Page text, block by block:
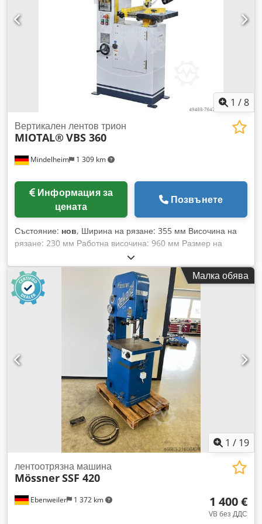
разпродажба. Посетете нашия онлайн магазин и
разгледайте и другите ни оферти. Dodpfx Akewcp Rkjkock
Посочените имена на фирми и търговски марки са
собственост на техните притежатели и са използвани само
за идентификация и описание на продуктите. Възможни са
отклонения от техническите данни, както и грешки в
описанието на артикула, за които запазваме правото за
1 /8
Mindelheim 1 309 km
Вертикален лентов трион
MIOTAL® VBS 360
Информация за
цената
Позвънете
Състояние: нов, Ширина на рязане: 355 мм Височина на
рязане: 230 мм Работна височина: 960 мм Размер на
масата: 500 x 400 мм Безстепенно регулируема скорост на
рязане: 20 - 90 м/мин Дължина на лентовото острие: 2840
мм Ширина на лентовото острие: 3 - 16 мм Маса,
накланяща се и регулираща се в 4 посоки: 15° Мощност на
двигателя: 0,75 kW Dodpoilpz Hofx Akkeck Тегло, ок.: 250 кг
Доставка включва: - Лентово острие - Безстепенно
регулируема скорост на рязане - Устройство за заваряване
на лентовото острие с обгазяваща единица - Машинно
осветление - Ножица - Станция за шлайфане - Четка за
стружки - Устройство за издухване - LED цифров дисплей
(за показване на скоростта на рязане) - Маса с жлеб за
ограничител - Паралелен ограничител - CE сертификат
Малка обява
1 / 19
Ebenweiler 1 372 km
лентоотрязна машина
MössnerSSF 420
1 400 €
VB без ДДС